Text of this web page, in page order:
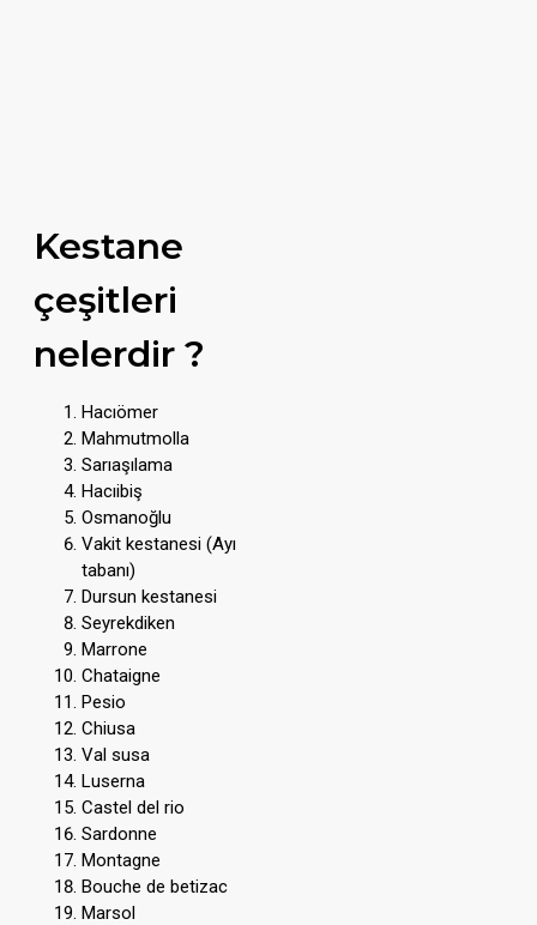
Kestane
çeşitleri
nelerdir ?
Hacıömer
Mahmutmolla
Sarıaşılama
Hacıibiş
Osmanoğlu
Vakit kestanesi (Ayı
tabanı)
Dursun kestanesi
Seyrekdiken
Marrone
Chataigne
Pesio
Chiusa
Val susa
Luserna
Castel del rio
Sardonne
Montagne
Bouche de betizac
Marsol